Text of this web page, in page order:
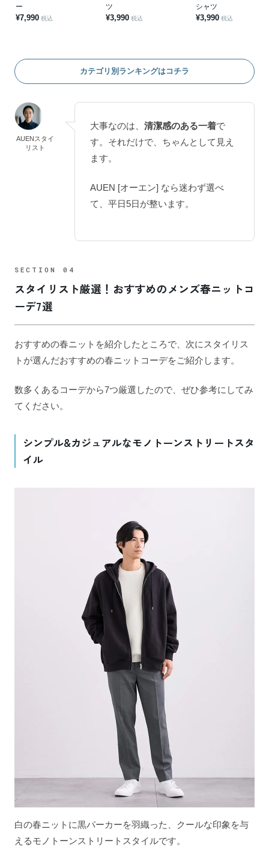
ー
¥7,990 税込
ツ
¥3,990 税込
シャツ
¥3,990 税込
カテゴリ別ランキングはコチラ
AUENスタイ
リスト
大事なのは、清潔感のある一着で
す。それだけで、ちゃんとして見え
ます。
AUEN [オーエン] なら迷わず選べ
て、平日5日が整います。
スタイリスト厳選！おすすめのメンズ春ニットコ
ーデ7選
おすすめの春ニットを紹介したところで、次にスタイリス
トが選んだおすすめの春ニットコーデをご紹介します。
数多くあるコーデから7つ厳選したので、ぜひ参考にしてみ
てください。
シンプル&カジュアルなモノトーンストリートスタ
イル
白の春ニットに黒パーカーを羽織った、クールな印象を与
えるモノトーンストリートスタイルです。